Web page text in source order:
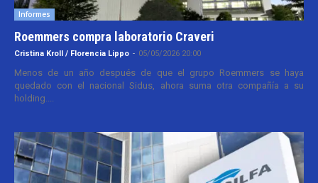
Informes
Roemmers compra laboratorio Craveri
Cristina Kroll / Florencia Lippo - 05/05/2026 20:00
Menos de un año después de que el grupo Roemmers se haya
quedado con el nacional Sidus, ahora suma otra compañía a su
holding....